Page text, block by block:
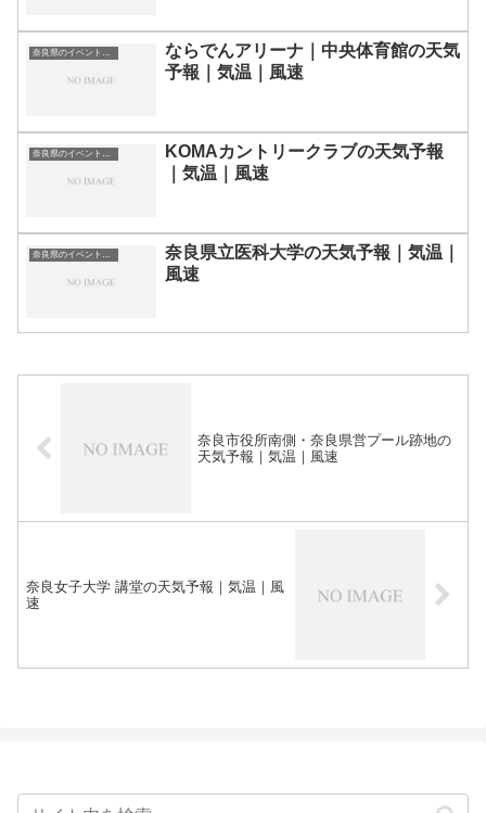
ならでんアリーナ｜中央体育館の天気
予報｜気温｜風速
KOMAカントリークラブの天気予報
｜気温｜風速
奈良県立医科大学の天気予報｜気温｜
風速
奈良市役所南側・奈良県営プール跡地の
天気予報｜気温｜風速
奈良女子大学 講堂の天気予報｜気温｜風
速